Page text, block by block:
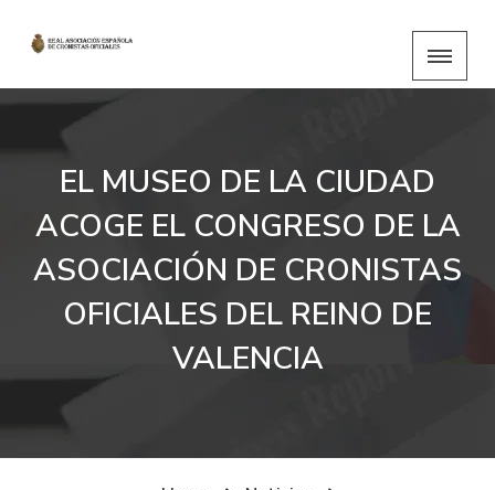
EL MUSEO DE LA CIUDAD
ACOGE EL CONGRESO DE LA
ASOCIACIÓN DE CRONISTAS
OFICIALES DEL REINO DE
VALENCIA